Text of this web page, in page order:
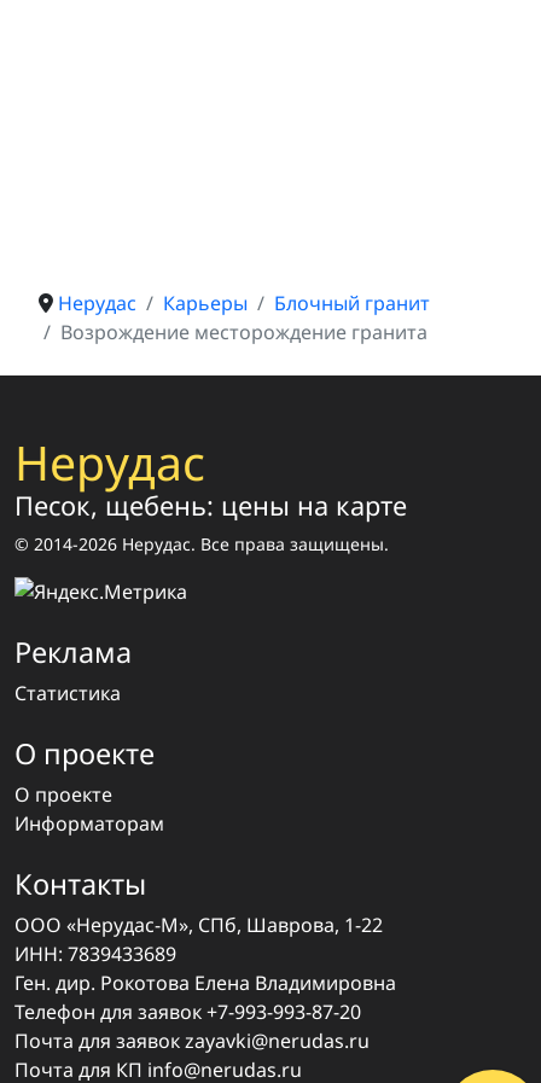
Нерудас Карьеры
Блочный гранит
Возрождение месторождение гранита
Нерудас
Песок, щебень: цены на карте
© 2014-2026 Нерудас. Все права защищены.
Реклама
Статистика
О проекте
О проекте
Информаторам
Контакты
ООО «Нерудас-М», СПб, Шаврова, 1-22
ИНН: 7839433689
Ген. дир. Рокотова Елена Владимировна
Телефон для заявок+7-993-993-87-20
Почта для заявокzayavki@nerudas.ru
Почта для КП info@nerudas.ru